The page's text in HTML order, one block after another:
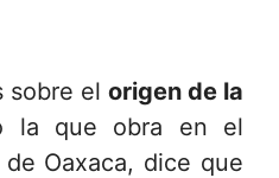
sobre el origen de la
la que obra en el
Oaxaca, dice que